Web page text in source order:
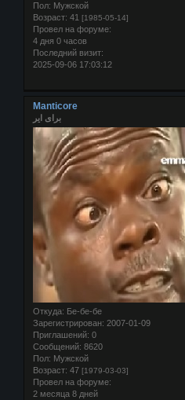
Пол: Мужской
Возраст: 41 [1985-05-14]
Провел на форуме:
4 дня 0 часов
Последний визит:
2025-09-06 17:03:12
Manticore
برای ایر
Откуда: Бе-бе-бе
Зарегистрирован: 2007-01-09
Приглашений: 0
Сообщений: 8620
Пол: Мужской
Возраст: 47 [1979-03-03]
Провел на форуме:
2 месяца 8 дней